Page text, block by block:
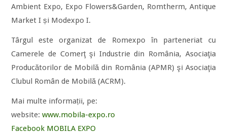
Ambient Expo, Expo Flowers&Garden, Romtherm, Antique
Market I și Modexpo I.
Târgul este organizat de Romexpo în parteneriat cu
Camerele de Comerţ şi Industrie din România, Asociaţia
Producătorilor de Mobilă din România (APMR) şi Asociaţia
Clubul Român de Mobilă (ACRM).
Mai multe informații, pe:
website:www.mobila-expo.ro
Facebook MOBILA EXPO